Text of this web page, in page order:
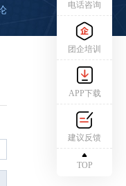
电话咨询
团企培训
APP下载
建议反馈
TOP